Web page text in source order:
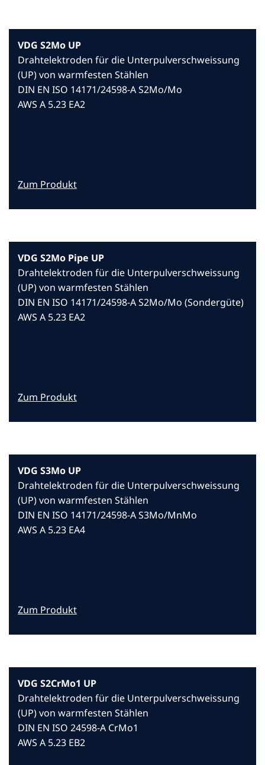
VDG S2Mo UP
Drahtelektroden für die Unterpulverschweissung
(UP) von warmfesten Stählen
DIN EN ISO 14171/24598-A S2Mo/Mo
AWS A 5.23 EA2
Zum Produkt
VDG S2Mo Pipe UP
Drahtelektroden für die Unterpulverschweissung
(UP) von warmfesten Stählen
DIN EN ISO 14171/24598-A S2Mo/Mo (Sondergüte)
AWS A 5.23 EA2
Zum Produkt
VDG S3Mo UP
Drahtelektroden für die Unterpulverschweissung
(UP) von warmfesten Stählen
DIN EN ISO 14171/24598-A S3Mo/MnMo
AWS A 5.23 EA4
Zum Produkt
VDG S2CrMo1 UP
Drahtelektroden für die Unterpulverschweissung
(UP) von warmfesten Stählen
DIN EN ISO 24598-A CrMo1
AWS A 5.23 EB2